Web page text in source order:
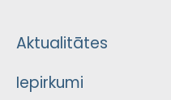
Aktualitātes
Iepirkumi